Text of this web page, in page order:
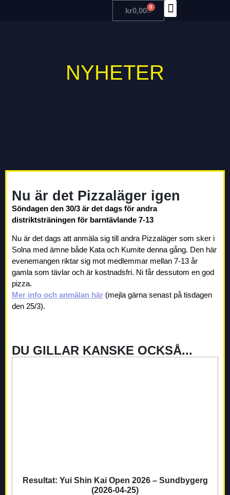
kr0,00 0
NYHETER
Nu är det Pizzaläger igen
Söndagen den 30/3 är det dags för andra
distriktsträningen för barntävlande 7-13
Nu är det dags att anmäla sig till andra Pizzaläger som sker i
Solna med ämne både Kata och Kumite denna gång. Den här
evenemangen riktar sig mot medlemmar mellan 7-13 år
gamla som tävlar och är kostnadsfri. Ni får dessutom en god
pizza.
Mer info och anmälan här (mejla gärna senast på tisdagen
den 25/3).
DU GILLAR KANSKE OCKSÅ...
Resultat: Yui Shin Kai Open 2026 – Sundbygerg
(2026-04-25)